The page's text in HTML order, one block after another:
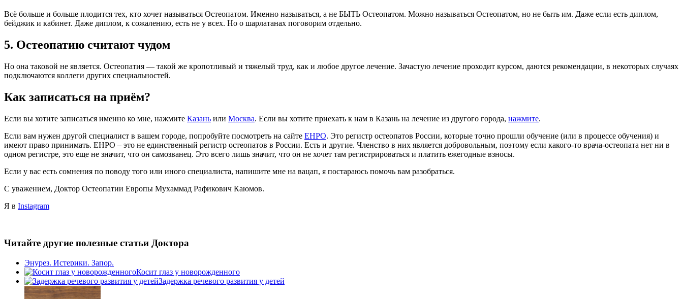
Всё больше и больше плодится тех, кто хочет называться Остеопатом. Именно называться, а не БЫТЬ Остеопатом. Можно называться Остеопатом, но не быть им. Даже если есть диплом,
бейджик и кабинет. Даже диплом, к сожалению, есть не у всех. Но о шарлатанах поговорим отдельно.
5. Остеопатию считают чудом
Но она таковой не является. Остеопатия — такой же кропотливый и тяжелый труд, как и любое другое лечение. Зачастую лечение проходит курсом, даются рекомендации, в некоторых случаях
подключаются коллеги других специальностей.
Как записаться на приём?
Если вы хотите записаться именно ко мне, нажмите Казань или Москва. Если вы хотите приехать к нам в Казань на лечение из другого города, нажмите.
Если вам нужен другой специалист в вашем городе, попробуйте посмотреть на сайте ЕНРО. Это регистр остеопатов России, которые точно прошли обучение (или в процессе обучения) и
имеют право принимать. ЕНРО – это не единственный регистр остеопатов в России. Есть и другие. Членство в них является добровольным, поэтому если какого-то врача-остеопата нет ни в
одном регистре, это еще не значит, что он самозванец. Это всего лишь значит, что он не хочет там регистрироваться и платить ежегодные взносы.
Если у вас есть сомнения по поводу того или иного специалиста, напишите мне на вацап, я постараюсь помочь вам разобраться.
С уважением, Доктор Остеопатии Европы Мухаммад Рафикович Каюмов.
Я в Instagram
Читайте другие полезные статьи Доктора
Энурез. Истерики. Запор.
Косит глаз у новорожденного
Задержка речевого развития у детей